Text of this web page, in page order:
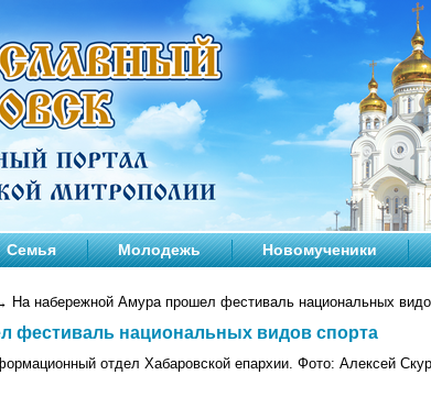
Семья Молодежь Новомученики
На набережной Амура прошел фестиваль национальных
фестиваль национальных видов спорта
отдел Хабаровской епархии. Фото: Алексей